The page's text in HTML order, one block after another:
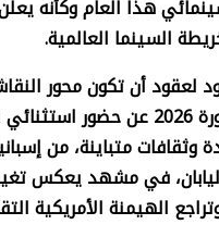
هذا العام وكأنه
السينما العالمية.
لعقود أن تكون محور
والاهتمام، تكشف دورة 2026 عن حضور
وثقافات متباينة، من
في مشهد يعكس
الهيمنة الأمريكية